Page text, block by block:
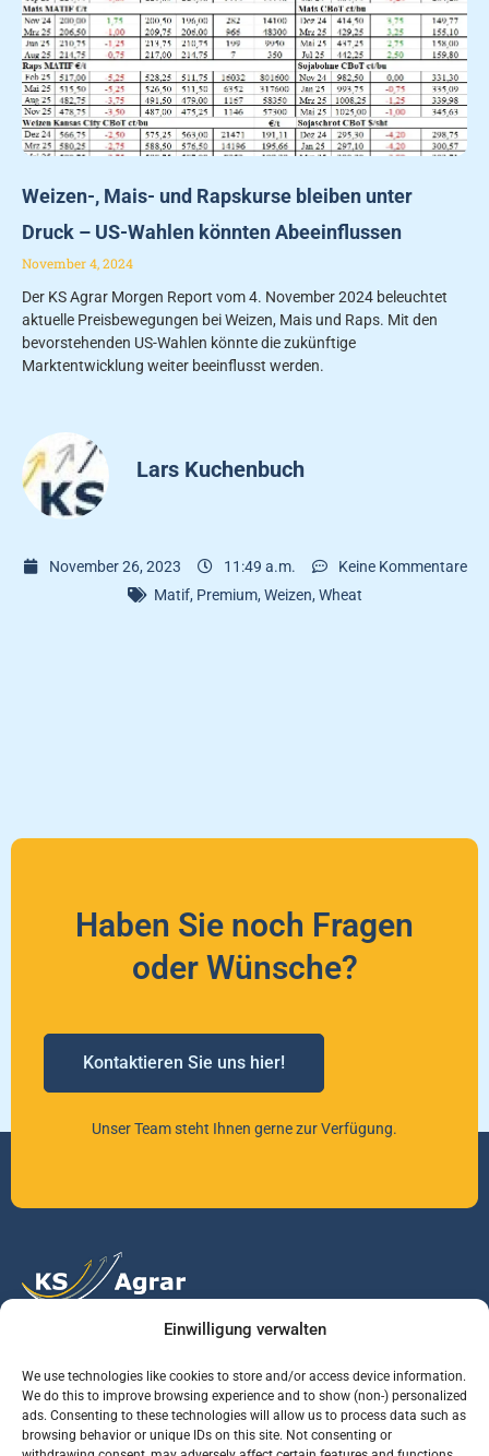
Einwilligung verwalten
We use technologies like cookies to store and/or access device information.
We do this to improve browsing experience and to show (non-) personalized
ads. Consenting to these technologies will allow us to process data such as
browsing behavior or unique IDs on this site. Not consenting or
Weizen-, Mais- und Rapskurse bleiben unter
Druck – US-Wahlen könnten Abeeinflussen
November 4, 2024
Der KS Agrar Morgen Report vom 4. November 2024 beleuchtet
aktuelle Preisbewegungen bei Weizen, Mais und Raps. Mit den
bevorstehenden US-Wahlen könnte die zukünftige
Marktentwicklung weiter beeinflusst werden.
Lars Kuchenbuch
November 26, 2023 11:49 a.m.
Keine Kommentare
Matif, Premium, Weizen, Wheat
Haben Sie noch Fragen
oder Wünsche?
Kontaktieren Sie uns hier!
Unser Team steht Ihnen gerne zur Verfügung.
Vertrauen Sie auf unsere Expertise im Agrarmarkt.
Services Jobs Informationen